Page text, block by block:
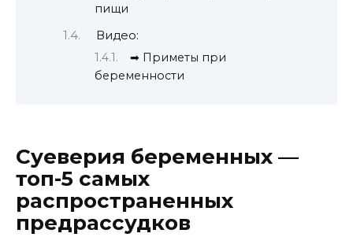
пищи
Видео:
➡ Приметы при
беременности
Суеверия беременных —
топ-5 самых
распространенных
предрассудков